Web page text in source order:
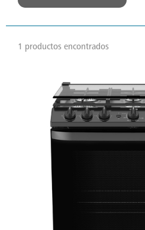
1 productos encontrados